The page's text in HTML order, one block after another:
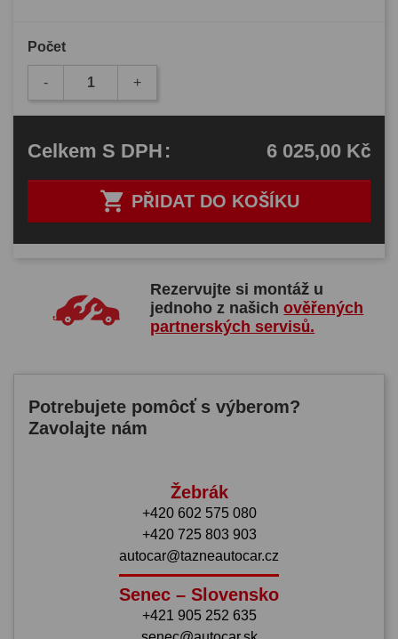
Počet
- +
 PŘIDAT DO KOŠÍKU
Celkem S DPH: 6 025,00 Kč
Rezervujte si montáž u
jednoho z našichověřených
partnerských servisů.
Potrebujete pomôcť s výberom?
Zavolajte nám
Žebrák
+420 602 575 080
+420 725 803 903
autocar@tazneautocar.cz
Senec – Slovensko
+421 905 252 635